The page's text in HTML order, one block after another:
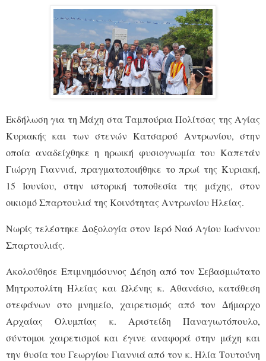
Εκδήλωση για τη Μάχη στα Ταμπούρια Πολίτσας της Αγίας
Κυριακής και των στενών Κατσαρού Αντρωνίου, στην
οποία αναδείχθηκε η ηρωική φυσιογνωμία του Καπετάν
Γιώργη Γιαννιά, πραγματοποιήθηκε το πρωί της Κυριακή,
15 Ιουνίου, στην ιστορική τοποθεσία της μάχης, στον
οικισμό Σπαρτουλιά της Κοινότητας Αντρωνίου Ηλείας.
Νωρίς τελέστηκε Δοξολογία στον Ιερό Ναό Αγίου Ιωάννου
Σπαρτουλιάς.
Ακολούθησε Επιμνημόσυνος Δέηση από τον Σεβασμιώτατο
Μητροπολίτη Ηλείας και Ωλένης κ. Αθανάσιο, κατάθεση
στεφάνων στο μνημείο, χαιρετισμός από τον Δήμαρχο
Αρχαίας Ολυμπίας κ. Αριστείδη Παναγιωτόπουλο,
σύντομοι χαιρετισμοί και έγινε αναφορά στην μάχη και
την θυσία του Γεωργίου Γιαννιά από τον κ. Ηλία Τουτούνη